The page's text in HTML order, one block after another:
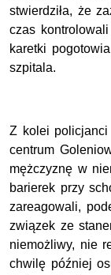
stwierdziła, że
czas
karetki
szpitala.
Z kolei policjanci
centrum
mężczyznę w
barierek przy
zareagowali,
związek ze
niemożliwy, nie
chwilę później